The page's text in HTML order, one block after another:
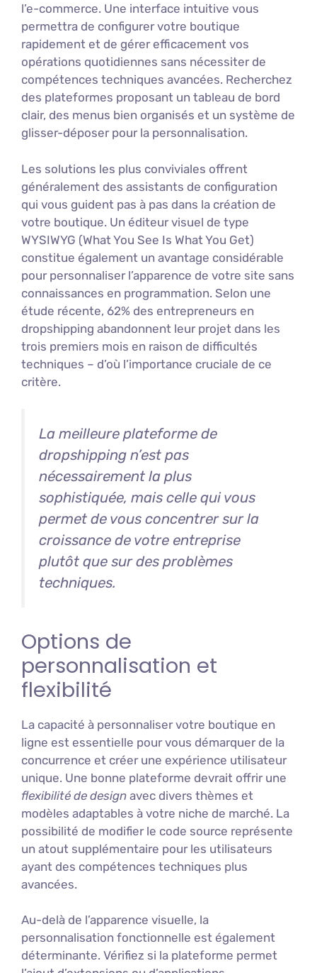
l’e-commerce. Une interface intuitive vous
permettra de configurer votre boutique
rapidement et de gérer efficacement vos
opérations quotidiennes sans nécessiter de
compétences techniques avancées. Recherchez
des plateformes proposant un tableau de bord
clair, des menus bien organisés et un système de
glisser-déposer pour la personnalisation.
Les solutions les plus conviviales offrent
généralement des assistants de configuration
qui vous guident pas à pas dans la création de
votre boutique. Un éditeur visuel de type
WYSIWYG (What You See Is What You Get)
constitue également un avantage considérable
pour personnaliser l’apparence de votre site sans
connaissances en programmation. Selon une
étude récente, 62% des entrepreneurs en
dropshipping abandonnent leur projet dans les
trois premiers mois en raison de difficultés
techniques – d’où l’importance cruciale de ce
critère.
La meilleure plateforme de
dropshipping n’est pas
nécessairement la plus
sophistiquée, mais celle qui vous
permet de vous concentrer sur la
croissance de votre entreprise
plutôt que sur des problèmes
techniques.
Options de
personnalisation et
flexibilité
La capacité à personnaliser votre boutique en
ligne est essentielle pour vous démarquer de la
concurrence et créer une expérience utilisateur
unique. Une bonne plateforme devrait offrir une
flexibilité de design avec divers thèmes et
modèles adaptables à votre niche de marché. La
possibilité de modifier le code source représente
un atout supplémentaire pour les utilisateurs
ayant des compétences techniques plus
avancées.
Au-delà de l’apparence visuelle, la
personnalisation fonctionnelle est également
déterminante. Vérifiez si la plateforme permet